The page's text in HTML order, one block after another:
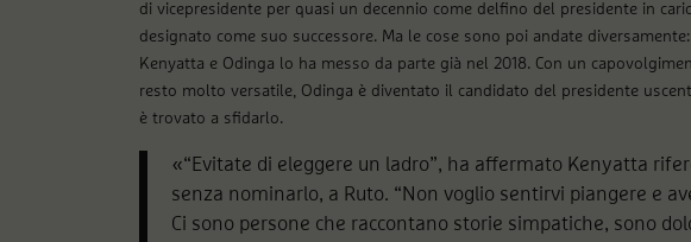
di vicepresidente per quasi un decennio come delfino del presidente in
designato come suo successore. Ma le cose sono poi andate
Kenyatta e Odinga lo ha messo da parte già nel 2018. Con un
resto molto versatile, Odinga è diventato il candidato del presidente
è trovato a sfidarlo.
«“Evitate di eleggere un ladro”, ha affermato Kenyatta
senza nominarlo, a Ruto. “Non voglio sentirvi piangere e
Ci sono persone che raccontano storie simpatiche, sono